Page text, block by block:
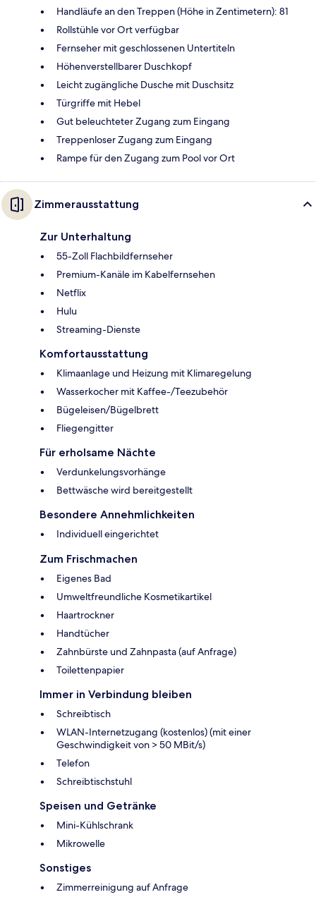
Handläufe an den Treppen (Höhe in Zentimetern): 81
Rollstühle vor Ort verfügbar
Fernseher mit geschlossenen Untertiteln
Höhenverstellbarer Duschkopf
Leicht zugängliche Dusche mit Duschsitz
Türgriffe mit Hebel
Gut beleuchteter Zugang zum Eingang
Treppenloser Zugang zum Eingang
Rampe für den Zugang zum Pool vor Ort
Zimmerausstattung
Zur Unterhaltung
55-Zoll Flachbildfernseher
Premium-Kanäle im Kabelfernsehen
Netflix
Hulu
Streaming-Dienste
Komfortausstattung
Klimaanlage und Heizung mit Klimaregelung
Wasserkocher mit Kaffee-/Teezubehör
Bügeleisen/Bügelbrett
Fliegengitter
Für erholsame Nächte
Verdunkelungsvorhänge
Bettwäsche wird bereitgestellt
Besondere Annehmlichkeiten
Individuell eingerichtet
Zum Frischmachen
Eigenes Bad
Umweltfreundliche Kosmetikartikel
Haartrockner
Handtücher
Zahnbürste und Zahnpasta (auf Anfrage)
Toilettenpapier
Immer in Verbindung bleiben
Schreibtisch
WLAN-Internetzugang (kostenlos) (mit einer
Geschwindigkeit von > 50 MBit/s)
Telefon
Schreibtischstuhl
Speisen und Getränke
Mini-Kühlschrank
Mikrowelle
Sonstiges
Zimmerreinigung auf Anfrage